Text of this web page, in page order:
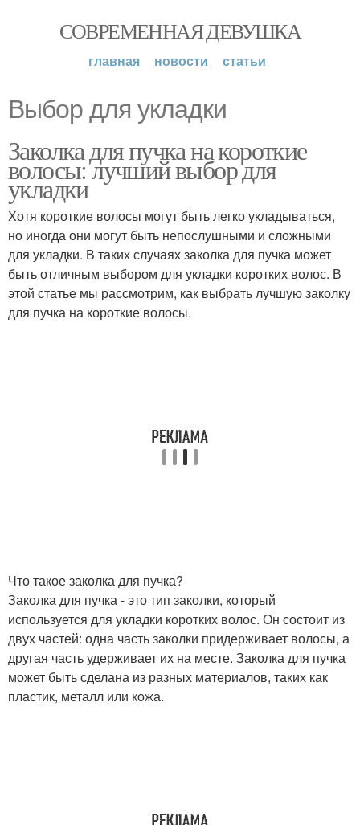
СОВРЕМЕННАЯ ДЕВУШКА
главная новости статьи
Выбор для укладки
Заколка для пучка на короткие
волосы: лучший выбор для
укладки
Хотя короткие волосы могут быть легко укладываться,
но иногда они могут быть непослушными и сложными
для укладки. В таких случаях заколка для пучка может
быть отличным выбором для укладки коротких волос. В
этой статье мы рассмотрим, как выбрать лучшую заколку
для пучка на короткие волосы.
Что такое заколка для пучка?
Заколка для пучка - это тип заколки, который
используется для укладки коротких волос. Он состоит из
двух частей: одна часть заколки придерживает волосы, а
другая часть удерживает их на месте. Заколка для пучка
может быть сделана из разных материалов, таких как
пластик, металл или кожа.